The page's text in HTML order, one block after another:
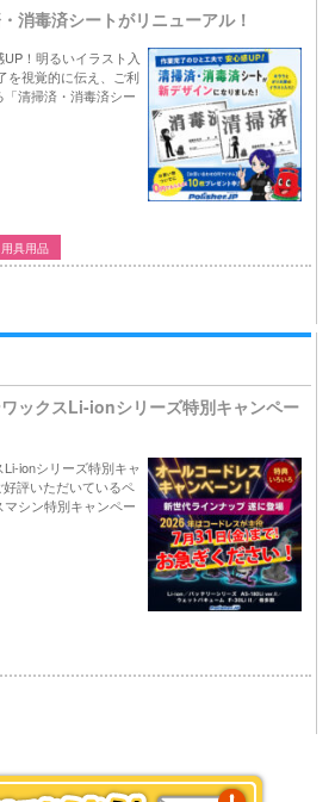
消毒済シートがリニューアル！
！明るいイラスト入
を視覚的に伝え、ご利
清掃済・消毒済シー
具用品
ワックスLi-ionシリーズ特別キャンペー
ionシリーズ特別キャ
評いただいているペ
シン特別キャンペー